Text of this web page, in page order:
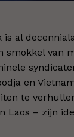
is al
smokkel van
en
te
Laos – zijn